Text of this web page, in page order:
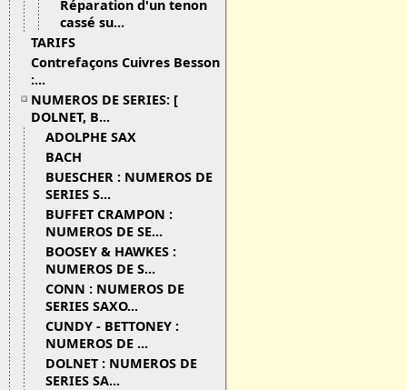
Réparation d'un tenon
cassé su...
TARIFS
Contrefaçons Cuivres Besson
:...
NUMEROS DE SERIES: [
DOLNET, B...
ADOLPHE SAX
BACH
BUESCHER : NUMEROS DE
SERIES S...
BUFFET CRAMPON :
NUMEROS DE SE...
BOOSEY & HAWKES :
NUMEROS DE S...
CONN : NUMEROS DE
SERIES SAXO...
CUNDY - BETTONEY :
NUMEROS DE ...
DOLNET : NUMEROS DE
SERIES SA...